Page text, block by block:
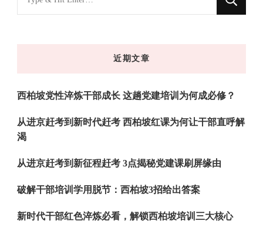
什
近期文章
西柏坡党性淬炼干部成长 这趟党建培训为何成必修？
从进京赶考到新时代赶考 西柏坡红课为何让干部直呼解
渴
从进京赶考到新征程赶考 3点揭秘党建课刷屏缘由
破解干部培训学用脱节：西柏坡3招给出答案
新时代干部红色淬炼必看，解锁西柏坡培训三大核心